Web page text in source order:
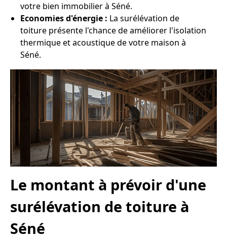
votre bien immobilier à Séné.
Economies d'énergie : La surélévation de
toiture présente l'chance de améliorer l'isolation
thermique et acoustique de votre maison à
Séné.
Le montant à prévoir d'une
surélévation de toiture à
Séné